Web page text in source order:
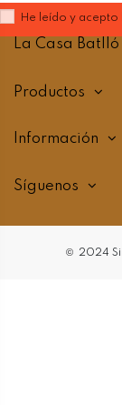
He leído y acepto
La Casa Batlló
Productos
Información
Síguenos
© 2024